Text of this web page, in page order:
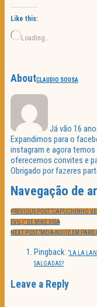
Like this:
Loading…
AboutCLAUDIO SOUSA
Já vão 16
Expandimos para o
instagram e agora
oferecemos convites e
Obrigado por fazeres
Navegação de
PREVIOUS POST:“CAPUCHINHO
EVIL)” DE MIKE DISA
NEXT POST:“MEIA-NOITE EM
Pingback: “LA LA
SALGADAS?
Leave a Reply